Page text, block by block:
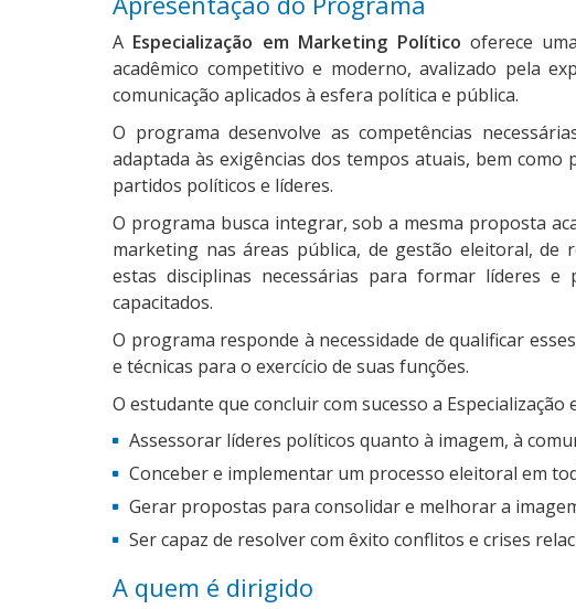
A Especialização em Marketing Político oferece
acadêmico competitivo e moderno, avalizado pela
comunicação aplicados à esfera política e pública.
O programa desenvolve as competências
adaptada às exigências dos tempos atuais, bem
partidos políticos e líderes.
O programa busca integrar, sob a mesma proposta
marketing nas áreas pública, de gestão eleitoral,
estas disciplinas necessárias para formar líderes
capacitados.
O programa responde à necessidade de qualificar
e técnicas para o exercício de suas funções.
O estudante que concluir com sucesso a Especialização
Assessorar líderes políticos quanto à imagem, à
Conceber e implementar um processo eleitoral em
Gerar propostas para consolidar e melhorar a
Ser capaz de resolver com êxito conflitos e crises
A quem é dirigido